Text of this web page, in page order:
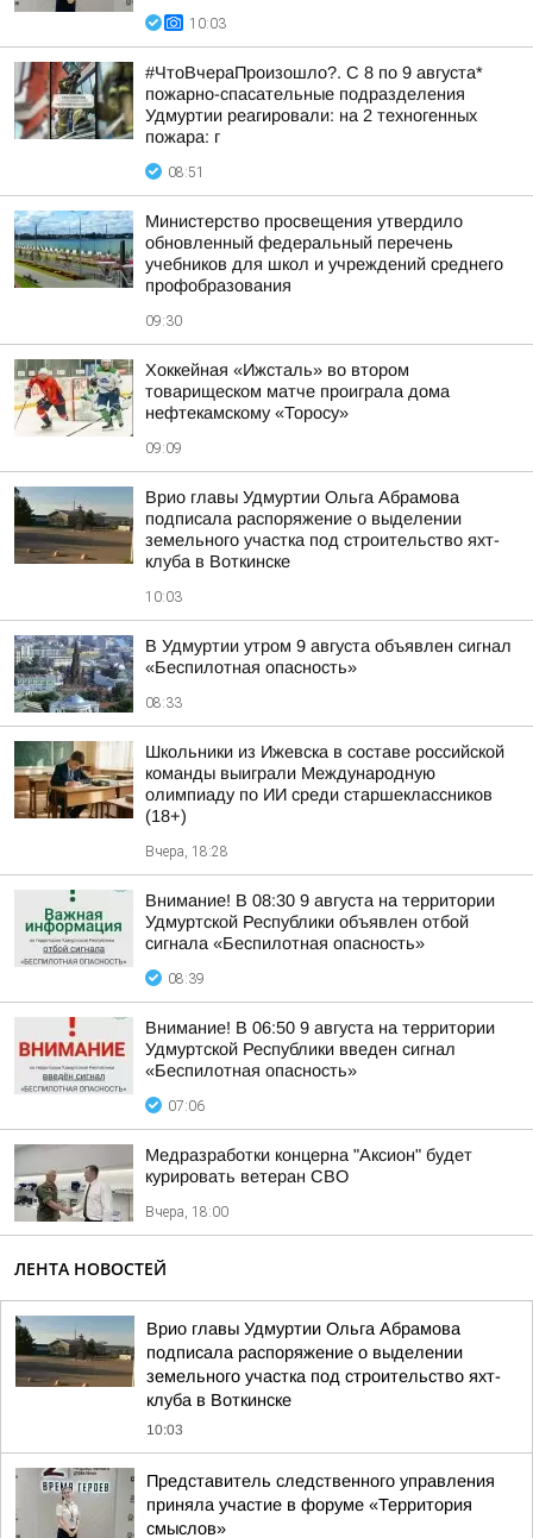
10:03
#ЧтоВчераПроизошло?. С 8 по 9 августа*
пожарно-спасательные подразделения
Удмуртии реагировали: на 2 техногенных
пожара: г
08:51
Министерство просвещения утвердило
обновленный федеральный перечень
учебников для школ и учреждений среднего
профобразования
09:30
Хоккейная «Ижсталь» во втором
товарищеском матче проиграла дома
нефтекамскому «Торосу»
09:09
Врио главы Удмуртии Ольга Абрамова
подписала распоряжение о выделении
земельного участка под строительство яхт-
клуба в Воткинске
10:03
В Удмуртии утром 9 августа объявлен сигнал
«Беспилотная опасность»
08:33
Школьники из Ижевска в составе российской
команды выиграли Международную
олимпиаду по ИИ среди старшеклассников
(18+)
Вчера, 18:28
Внимание! В 08:30 9 августа на территории
Удмуртской Республики объявлен отбой
сигнала «Беспилотная опасность»
08:39
Внимание! В 06:50 9 августа на территории
Удмуртской Республики введен сигнал
«Беспилотная опасность»
07:06
Медразработки концерна "Аксион" будет
курировать ветеран СВО
Вчера, 18:00
ЛЕНТА НОВОСТЕЙ
Врио главы Удмуртии Ольга Абрамова
подписала распоряжение о выделении
земельного участка под строительство яхт-
клуба в Воткинске
10:03
Представитель следственного управления
приняла участие в форуме «Территория
смыслов»